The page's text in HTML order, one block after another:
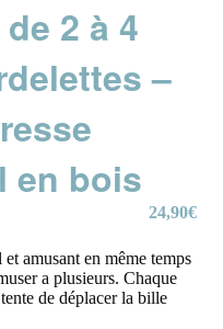
2 à 4
–
en bois
24,90€
amusant en même temps
a plusieurs. Chaque
de déplacer la bille